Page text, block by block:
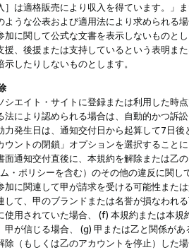
］は適格販売により収入を得ています。」
ような公表および適用法により求められる
加に関して公式な文書を表示しないもの
援、後援または支持しているという表明ま
したりしないものとします。
シエイト・サイトに登録または利用した時
法により認められる場合は、自動的かつ訴
力発生日は、通知交付日から起算して7日
ウントの閉鎖」オプションを選択するこ
面通知交付直後に、本規約を解除または乙
・ポリシーを含む）のその他の違反に関
加に関連して甲が請求を受ける可能性また
して、甲のブランドまたは名誉が損なわれ
使用されていた場合、 (f) 本規約または本
甲が信じる場合、 (g) 甲または乙と関係が
除（もしくは乙のアカウントを停止）した